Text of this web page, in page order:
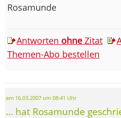
Rosamunde
Antworten ohne Zitat
Themen-Abo bestellen
am 16.03.2007 um 08:41 Uhr
... hat Rosamunde